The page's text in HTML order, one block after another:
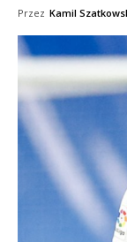
Przez Kamil